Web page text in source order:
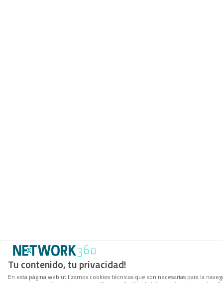
Tu contenido, tu privacidad!
En esta página web utilizamos cookies técnicas que son necesarias para la